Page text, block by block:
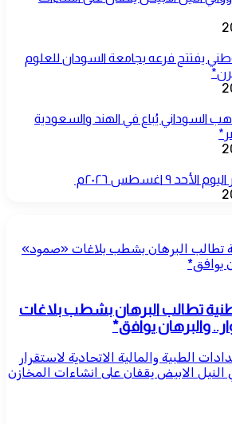
يفتتح فرعه بجامعة السودان للعلوم
السوداني يُباع في الهند والسعودية
٩ اغسطس ٢٠٢٦م
تطالب البرهان بشطب بلاغات «صمود»
يوافق*
تطالب البرهان بشطب بلاغات
والبرهان يوافق*
الطبية والمالية الاتحادية لاستقرار
النيل الابيض يقفان على انشاءات المخازن